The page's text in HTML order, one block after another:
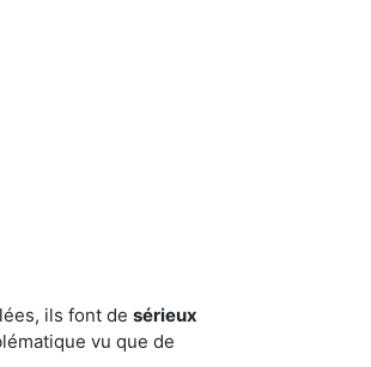
ils font de sérieux
vu que de